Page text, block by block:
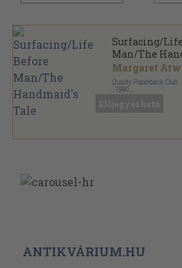
Surfacing/
Man/The
Margaret
Quality Paperback Club
1990
ANTIKVÁRIUM.HU